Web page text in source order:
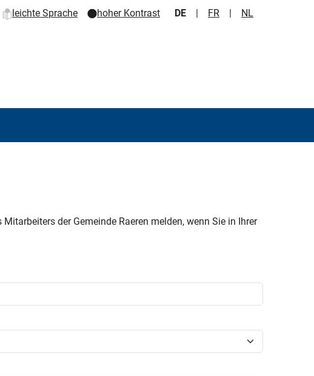
leichte Sprache hoher Kontrast DE | FR | NL
der Gemeinde Raeren melden, wenn Sie in Ihrer